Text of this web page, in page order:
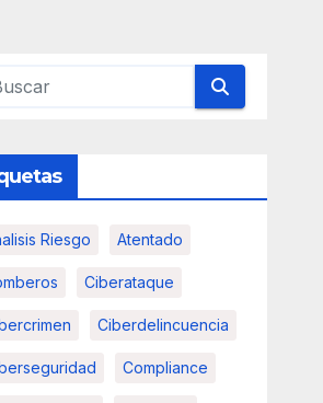
Riesgo Atentado
Ciberataque
Ciberdelincuencia
Compliance